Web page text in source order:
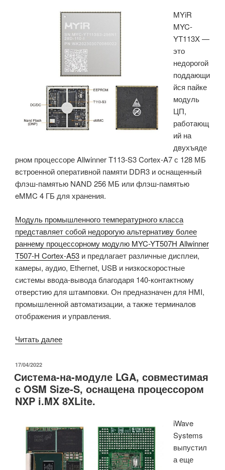
дисплеи
и
технологию
физического
нажатия
кнопки
на
дисплее»
MYiR
MYC-
YT113X —
это
недорогой
поддающи
йся пайке
модуль
ЦП,
работающ
ий на
двухъяде
рном процессоре Allwinner T113-S3 Cortex-A7 с 128 МБ
встроенной оперативной памяти DDR3 и оснащенный
флэш-памятью NAND 256 МБ или флэш-памятью
eMMC 4 ГБ для хранения.
Модуль промышленного температурного класса
представляет собой недорогую альтернативу более
раннему процессорному модулю MYC-YT507H Allwinner
T507-H Cortex-A53 и предлагает различные дисплеи,
камеры, аудио, Ethernet, USB и низкоскоростные
системы ввода-вывода благодаря 140-контактному
отверстию для штамповки. Он предназначен для HMI,
промышленной автоматизации, а также терминалов
отображения и управления.
Читать далее«Модуль
T113-
S3
стоимостью
поставляется
ОПУБЛИКОВАНО
17/04/2022
Система-на-модуле LGA, совместимая
с OSM Size-S, оснащена процессором
NXP i.MX 8XLite.
iWave
Systems
выпустил
а еще